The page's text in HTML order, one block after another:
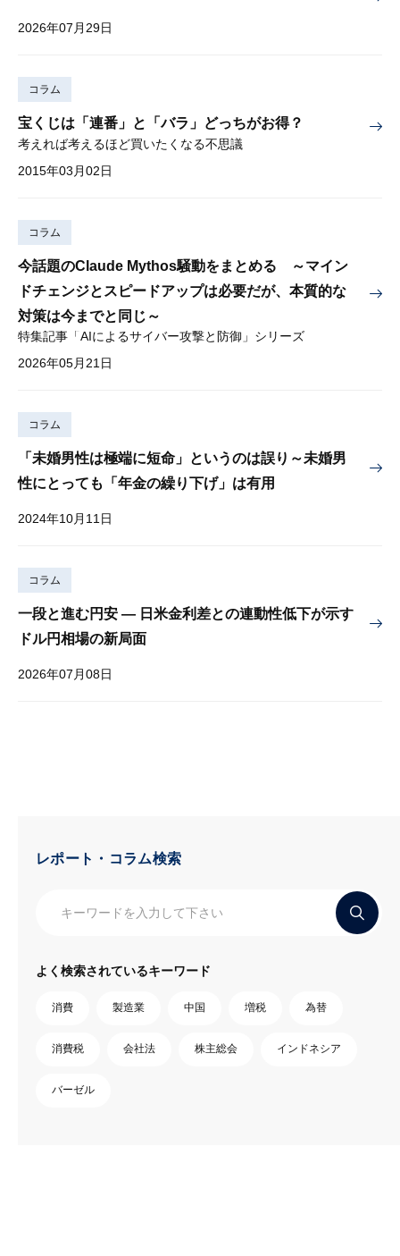
2026年07月29日
コラム
宝くじは「連番」と「バラ」どっちがお得？
考えれば考えるほど買いたくなる不思議
2015年03月02日
コラム
今話題のClaude Mythos騒動をまとめる ～マイン
ドチェンジとスピードアップは必要だが、本質的な
対策は今までと同じ～
特集記事「AIによるサイバー攻撃と防御」シリーズ
2026年05月21日
コラム
「未婚男性は極端に短命」というのは誤り～未婚男
性にとっても「年金の繰り下げ」は有用
2024年10月11日
コラム
一段と進む円安 — 日米金利差との連動性低下が示す
ドル円相場の新局面
2026年07月08日
レポート・コラム検索
よく検索されているキーワード
消費 製造業 中国 増税 為替
消費税 会社法 株主総会 インドネシア
バーゼル